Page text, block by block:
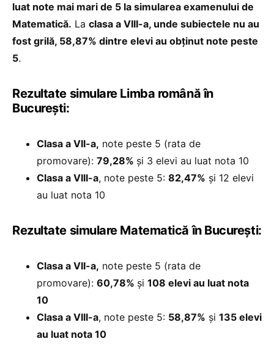
luat note mai mari de 5 la simularea examenului de
Matematică. La clasa a VIII-a, unde subiectele nu au
fost grilă, 58,87% dintre elevi au obținut note peste
5.
Rezultate simulare Limba română în
București:
Clasa a VII-a, note peste 5 (rata de
promovare): 79,28% și 3 elevi au luat nota 10
Clasa a VIII-a, note peste 5: 82,47% și 12 elevi
au luat nota 10
Rezultate simulare Matematică în București:
Clasa a VII-a, note peste 5 (rata de
promovare): 60,78% și 108 elevi au luat nota
10
Clasa a VIII-a, note peste 5: 58,87% și 135 elevi
au luat nota 10